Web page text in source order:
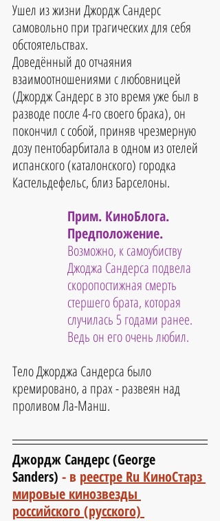
Ушел из жизни Джордж Сандерс
самовольно при трагических для себя
обстоятельствах.
Доведённый до отчаяния
взаимоотношениями с любовницей
(Джордж Сандерс в это время уже был в
разводе после 4-го своего брака), он
покончил с собой, приняв чрезмерную
дозу пентобарбитала в одном из отелей
испанского (каталонского) городка
Кастельдефельс, близ Барселоны.
Прим. КиноБлога.
Предположение.
Возможно, к самоубиству
Джоджа Сандерса подвела
скоропостижная смерть
стершего брата, которая
случилась 5 годами ранее.
Ведь он его очень любил.
Тело Джорджа Сандерса было
кремировано, а прах - развеян над
проливом Ла-Манш.
Джордж Сандерс (George
Sanders) - в реестре Ru КиноСтарз
мировые кинозвезды
российского (русского)